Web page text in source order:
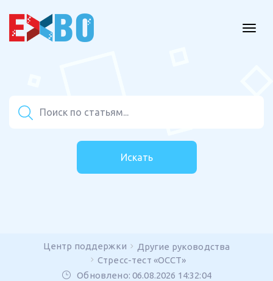
Искать
Центр поддержки
Другие руководства
Стресс-тест «OCCT»
Обновлено: 06.08.2026 14:32:04